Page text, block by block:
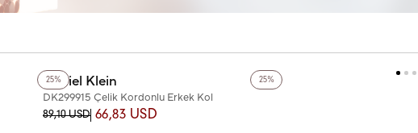
25%
+2Renk
Daniel Klein
DK299915 Çelik Kordonlu Erkek Kol
Saati
89,10 USD 66,83 USD
25%